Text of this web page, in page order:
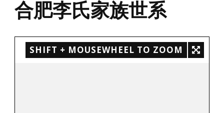
合肥李氏家族世系
SHIFT + MOUSEWHEEL TO ZOOM